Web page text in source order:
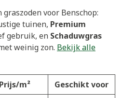
voor Benschop:
tuinen, Premium
gebruik, en Schaduwgras
weinig zon. Bekijk alle
Prijs/m² Geschikt voor